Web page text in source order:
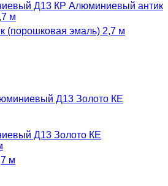
Д13 КР Алюминиевый антик
м
Д13 Золото КЕ